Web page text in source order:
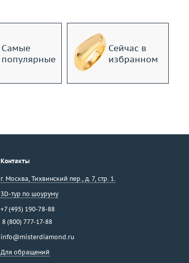
Самые
популярные
Сейчас в
избранном
Контакты
г. Москва, Тихвинский пер., д. 7, стр. 1.
3D-тур по шоуруму
+7 (495) 190-78-88
8 (800) 777-17-88
info@misterdiamond.ru
Для обращений